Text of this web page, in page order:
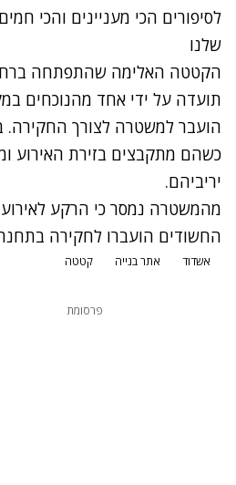
לסיפורים הכי מעניינים והכי
שלנו
הקטטה האלימה שהתפתחה
תועדה על ידי אחד מהנוכחים
הועבר למשטרה לצורך החקירה.
כשהם מתקבצים בזירת האירוע
יריביהם.
מהמשטרה נמסר כי הרקע
החשודים הועברו לחקירה
אשדוד אתר בנייה קטטה
פרסומת